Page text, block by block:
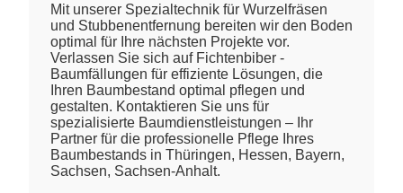
Mit unserer Spezialtechnik für Wurzelfräsen
und Stubbenentfernung bereiten wir den Boden
optimal für Ihre nächsten Projekte vor.
Verlassen Sie sich auf Fichtenbiber -
Baumfällungen für effiziente Lösungen, die
Ihren Baumbestand optimal pflegen und
gestalten. Kontaktieren Sie uns für
spezialisierte Baumdienstleistungen – Ihr
Partner für die professionelle Pflege Ihres
Baumbestands in Thüringen, Hessen, Bayern,
Sachsen, Sachsen-Anhalt.